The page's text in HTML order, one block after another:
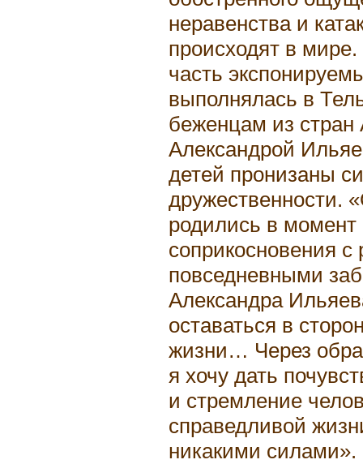
неравенства и
происходят в
часть
выполнялась в
беженцам из
Александрой
детей пронизаны
дружественности.
родились в момент
соприкосновения
повседневными
Александра
оставаться в
жизни… Через
я хочу дать
и стремление
справедливой
никакими силами».